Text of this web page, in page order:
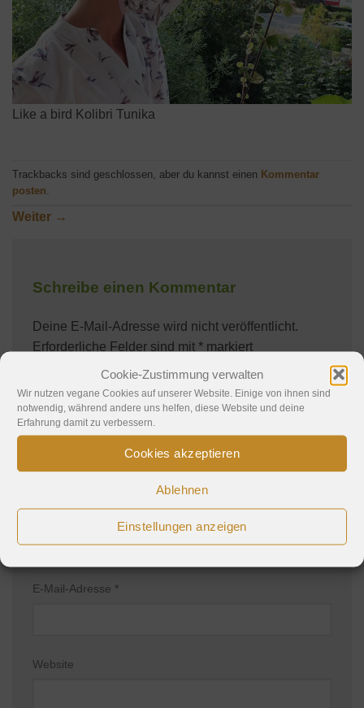
Cookie-Zustimmung verwalten
Wir nutzen vegane Cookies auf unserer Website. Einige von ihnen sind
notwendig, während andere uns helfen, diese Website und deine
Erfahrung damit zu verbessern.
Cookies akzeptieren
Ablehnen
Einstellungen anzeigen
Like a bird Kolibri Tunika
Trackbacks sind geschlossen, aber du kannst einen Kommentar
posten
Weiter →
Schreibe einen Kommentar
Deine E-Mail-Adresse wird nicht veröffentlicht.
Erforderliche Felder sind mit * markiert
Name*
E-Mail-Adresse *
Website